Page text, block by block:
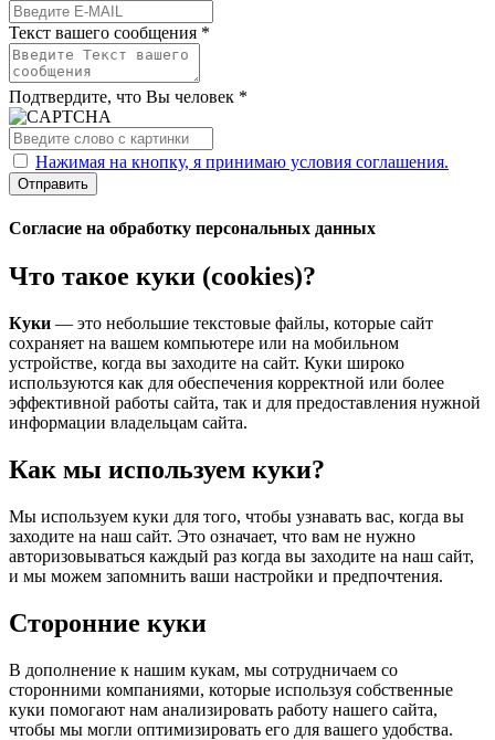
Текст вашего сообщения *
Подтвердите, что Вы человек *
Нажимая на кнопку, я принимаю условия соглашения.
Отправить
Согласие на обработку персональных данных
Что такое куки (cookies)?
Куки — это небольшие текстовые файлы, которые сайт
сохраняет на вашем компьютере или на мобильном
устройстве, когда вы заходите на сайт. Куки широко
используются как для обеспечения корректной или более
эффективной работы сайта, так и для предоставления нужной
информации владельцам сайта.
Как мы используем куки?
Мы используем куки для того, чтобы узнавать вас, когда вы
заходите на наш сайт. Это означает, что вам не нужно
авторизовываться каждый раз когда вы заходите на наш сайт,
и мы можем запомнить ваши настройки и предпочтения.
Сторонние куки
В дополнение к нашим кукам, мы сотрудничаем со
сторонними компаниями, которые используя собственные
куки помогают нам анализировать работу нашего сайта,
чтобы мы могли оптимизировать его для вашего удобства.